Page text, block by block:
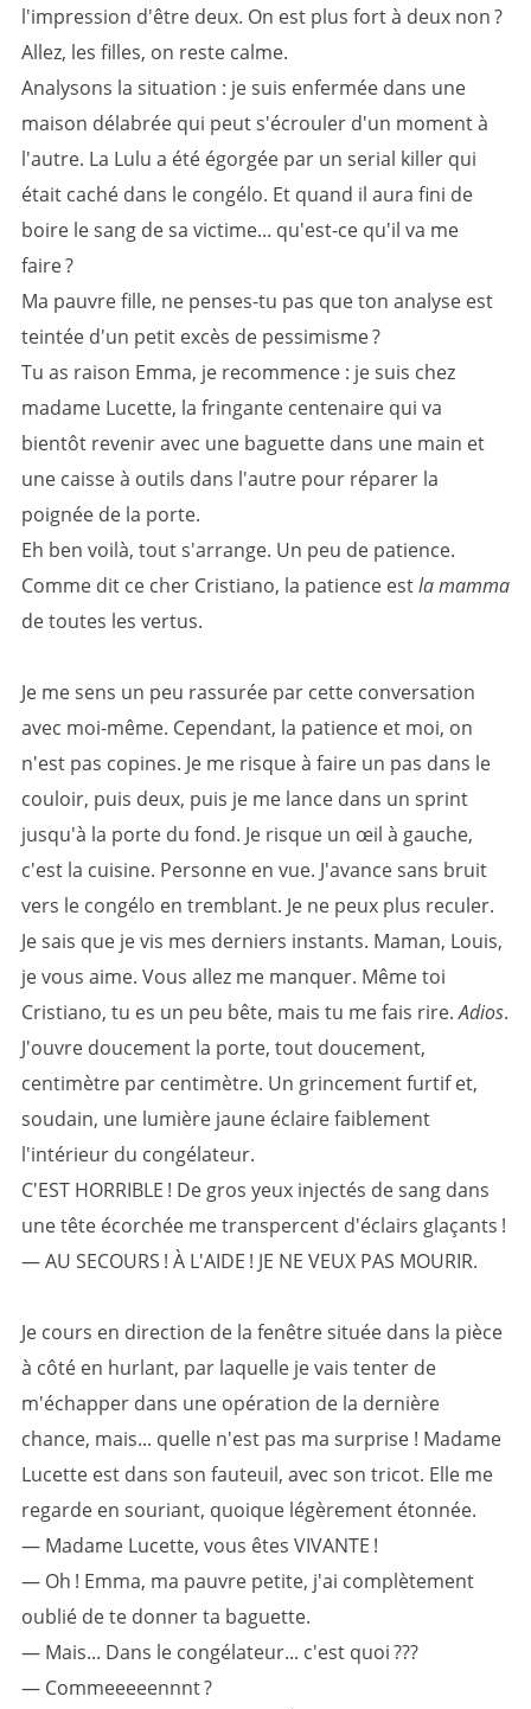
l'impression d'être deux. On est plus fort à deux non ?
Allez, les filles, on reste calme.
Analysons la situation : je suis enfermée dans une
maison délabrée qui peut s'écrouler d'un moment à
l'autre. La Lulu a été égorgée par un serial killer qui
était caché dans le congélo. Et quand il aura fini de
boire le sang de sa victime... qu'est-ce qu'il va me
faire ?
Ma pauvre fille, ne penses-tu pas que ton analyse est
teintée d'un petit excès de pessimisme ?
Tu as raison Emma, je recommence : je suis chez
madame Lucette, la fringante centenaire qui va
bientôt revenir avec une baguette dans une main et
une caisse à outils dans l'autre pour réparer la
poignée de la porte.
Eh ben voilà, tout s'arrange. Un peu de patience.
Comme dit ce cher Cristiano, la patience estla mamma
de toutes les vertus.
Je me sens un peu rassurée par cette conversation
avec moi-même. Cependant, la patience et moi, on
n'est pas copines. Je me risque à faire un pas dans le
couloir, puis deux, puis je me lance dans un sprint
jusqu'à la porte du fond. Je risque un œil à gauche,
c'est la cuisine. Personne en vue. J'avance sans bruit
vers le congélo en tremblant. Je ne peux plus reculer.
Je sais que je vis mes derniers instants. Maman, Louis,
je vous aime. Vous allez me manquer. Même toi
Cristiano, tu es un peu bête, mais tu me fais rire.Adios.
J'ouvre doucement la porte, tout doucement,
centimètre par centimètre. Un grincement furtif et,
soudain, une lumière jaune éclaire faiblement
l'intérieur du congélateur.
C'EST HORRIBLE ! De gros yeux injectés de sang dans
une tête écorchée me transpercent d'éclairs glaçants !
— AU SECOURS ! À L'AIDE ! JE NE VEUX PAS MOURIR.
Je cours en direction de la fenêtre située dans la pièce
à côté en hurlant, par laquelle je vais tenter de
m'échapper dans une opération de la dernière
chance, mais... quelle n'est pas ma surprise ! Madame
Lucette est dans son fauteuil, avec son tricot. Elle me
regarde en souriant, quoique légèrement étonnée.
— Madame Lucette, vous êtes VIVANTE !
— Oh ! Emma, ma pauvre petite, j'ai complètement
oublié de te donner ta baguette.
— Mais... Dans le congélateur... c'est quoi ???
— Commeeeeennnt ?